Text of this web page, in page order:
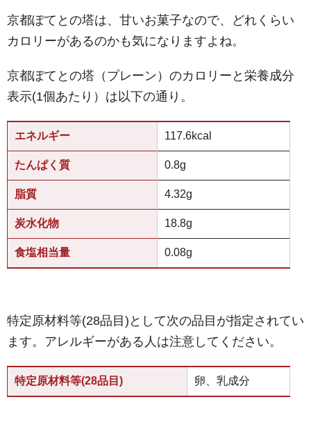
京都ぽてとの塔は、甘いお菓子なので、どれくらい
カロリーがあるのかも気になりますよね。
京都ぽてとの塔（プレーン）のカロリーと栄養成分
表示(1個あたり）は以下の通り。
エネルギー 117.6kcal
たんぱく質 0.8g
脂質 4.32g
炭水化物 18.8g
食塩相当量 0.08g
特定原材料等(28品目)として次の品目が指定されてい
ます。アレルギーがある人は注意してください。
特定原材料等(28品目) 卵、乳成分